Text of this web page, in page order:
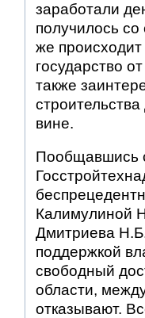
заработали
получилось
же
государство
также
вине.
Пообщавшись
Калимулиной
Дмитриева
поддержкой
свободный
области,
отказывают.